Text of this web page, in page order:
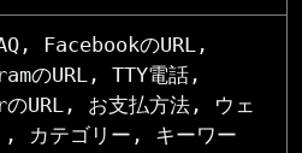
FacebookのURL,
のURL, TTY電話,
URL, お支払方法, ウェ
, カテゴリー, キーワー